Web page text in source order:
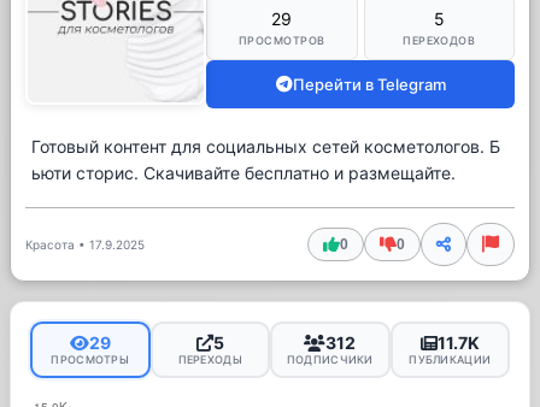
29
ПРОСМОТРОВ
5
ПЕРЕХОДОВ
Перейти в Telegram
Готовый контент для социальных сетей косметологов. Б
ьюти сторис. Скачивайте бесплатно и размещайте.
Красота • 17.9.2025 0 0
29
ПРОСМОТРЫ
5
ПЕРЕХОДЫ
312
ПОДПИСЧИКИ
11.7K
ПУБЛИКАЦИИ